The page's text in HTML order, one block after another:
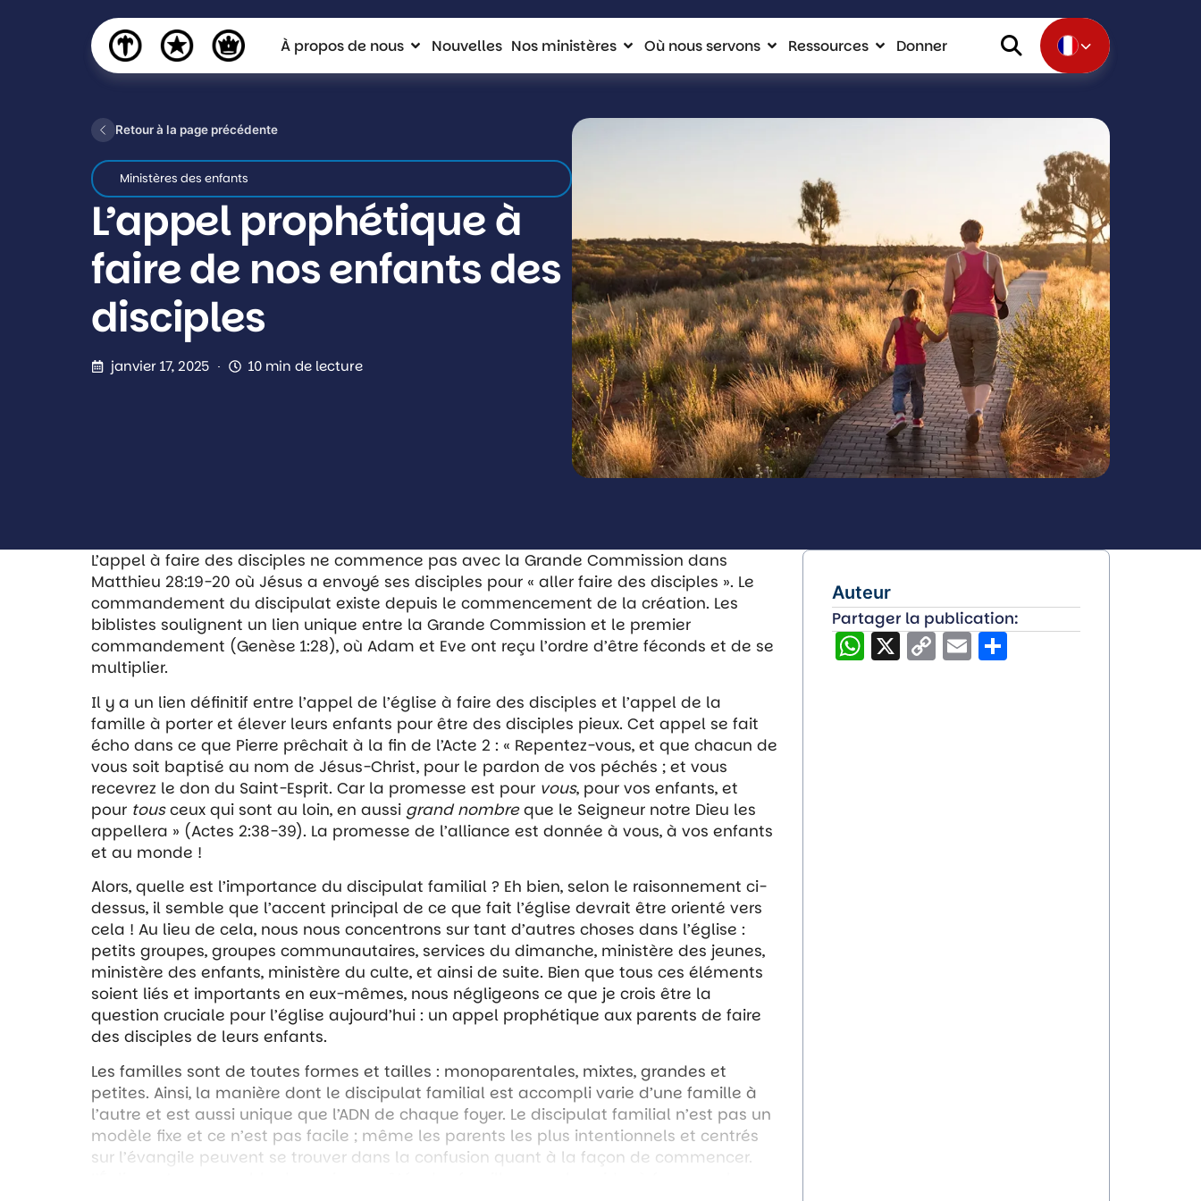
À propos de nous Nouvelles Nos ministères Où nous servons Ressources Donner
Retour à la page précédente
Ministères des enfants
L’appel prophétique à
faire de nos enfants des
disciples
janvier 17, 2025 10 min de lecture
L’appel à faire des disciples ne commence pas avec la Grande Commission dans
Matthieu 28:19-20 où Jésus a envoyé ses disciples pour « aller faire des disciples ». Le
commandement du discipulat existe depuis le commencement de la création. Les
biblistes soulignent un lien unique entre la Grande Commission et le premier
commandement (Genèse 1:28), où Adam et Eve ont reçu l’ordre d’être féconds et de se
multiplier.
Il y a un lien définitif entre l’appel de l’église à faire des disciples et l’appel de la
famille à porter et élever leurs enfants pour être des disciples pieux. Cet appel se fait
écho dans ce que Pierre prêchait à la fin de l’Acte 2 : « Repentez-vous, et que chacun de
vous soit baptisé au nom de Jésus-Christ, pour le pardon de vos péchés ; et vous
recevrez le don du Saint-Esprit. Car la promesse est pour vous, pour vos enfants, et
pour tousceux qui sont au loin, en aussi grand nombreque le Seigneur notre Dieu les
appellera » (Actes 2:38-39). La promesse de l’alliance est donnée à vous, à vos enfants
et au monde !
Alors, quelle est l’importance du discipulat familial ? Eh bien, selon le raisonnement ci-
dessus, il semble que l’accent principal de ce que fait l’église devrait être orienté vers
cela ! Au lieu de cela, nous nous concentrons sur tant d’autres choses dans l’église :
petits groupes, groupes communautaires, services du dimanche, ministère des jeunes,
ministère des enfants, ministère du culte, et ainsi de suite. Bien que tous ces éléments
soient liés et importants en eux-mêmes, nous négligeons ce que je crois être la
question cruciale pour l’église aujourd’hui : un appel prophétique aux parents de faire
des disciples de leurs enfants.
Les familles sont de toutes formes et tailles : monoparentales, mixtes, grandes et
petites. Ainsi, la manière dont le discipulat familial est accompli varie d’une famille à
l’autre et est aussi unique que l’ADN de chaque foyer. Le discipulat familial n’est pas un
modèle fixe et ce n’est pas facile ; même les parents les plus intentionnels et centrés
sur l’évangile peuvent se trouver dans la confusion quant à la façon de commencer.
Auteur
Partager la publication:
WhatsApp
X
Copy
Email